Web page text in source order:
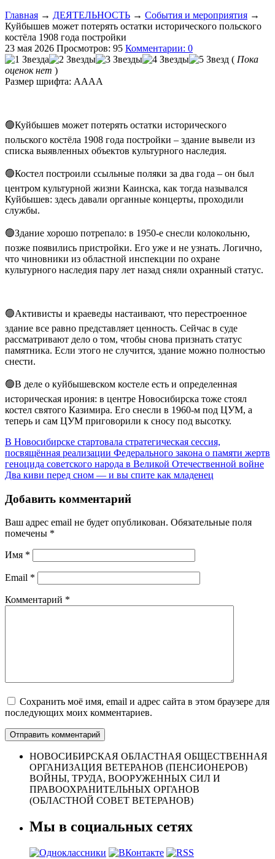
Главная → ДЕЯТЕЛЬНОСТЬ → События и мероприятия →
Куйбышев может потерять остатки исторического польского
костёла 1908 года постройки
23 мая 2026 Просмотров: 95 Комментарии: 0
( Пока
оценок нет )
Размер шрифта: AAAA
🟢Куйбышев может потерять остатки исторического
польского костёла 1908 года постройки – здание вывели из
списка выявленных объектов культурного наследия.
🟢Костел построили ссыльные поляки за два года – он был
центром культурной жизни Каинска, как тогда назывался
Куйбышев: здесь давали органные концерты, проходили
службы.
🟢Здание хорошо потрепало: в 1950-е снесли колокольню,
позже появились пристройки. Его уже и не узнать. Логично,
что чиновники из областной инспекции по охране
культурного наследия пару лет назад сняли охранный статус.
🟢Активисты и краеведы настаивают, что перестроенное
здание все равно представляет ценность. Сейчас в суде
рассматривают дело о том, чтобы снова признать статус
памятника. Если этого не случится, здание можно полностью
снести.
🟢В деле о куйбышевском костеле есть и определенная
историческая ирония: в центре Новосибирска тоже стоял
костел святого Казимира. Его снесли в 1960-м под ЦУМ, а
теперь и сам ЦУМ приговорили к сносу под высотку.
В Новосибирске стартовала стратегическая сессия,
посвящённая реализации Федерального закона о памяти жертв
геноцида советского народа в Великой Отечественной войне
Два киви перед сном — и вы спите как младенец
Добавить комментарий
Ваш адрес email не будет опубликован. Обязательные поля
помечены *
Имя *
Email *
Комментарий *
Сохранить моё имя, email и адрес сайта в этом браузере для
последующих моих комментариев.
НОВОСИБИРСКАЯ ОБЛАСТНАЯ ОБЩЕСТВЕННАЯ
ОРГАНИЗАЦИЯ ВЕТЕРАНОВ (ПЕНСИОНЕРОВ)
ВОЙНЫ, ТРУДА, ВООРУЖЕННЫХ СИЛ И
ПРАВООХРАНИТЕЛЬНЫХ ОРГАНОВ
(ОБЛАСТНОЙ СОВЕТ ВЕТЕРАНОВ)
Мы в социальных сетях